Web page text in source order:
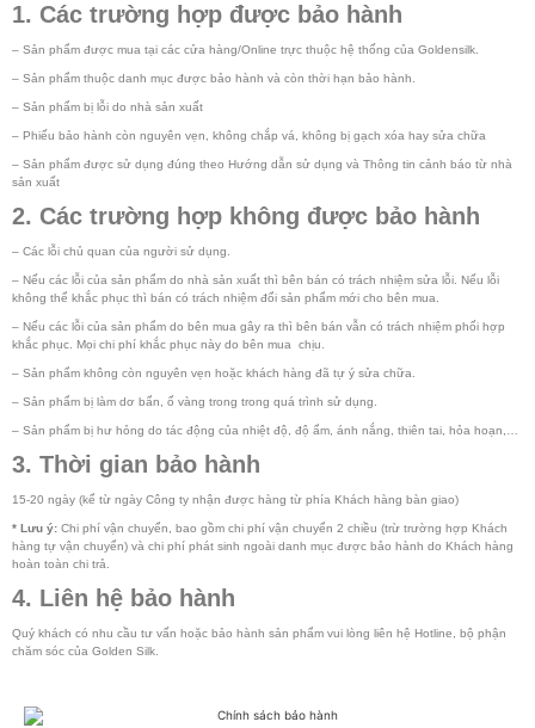
1. Các trường hợp được bảo hành
– Sản phẩm được mua tại các cửa hàng/Online trực thuộc hệ thống của Goldensilk.
– Sản phẩm thuộc danh mục được bảo hành và còn thời hạn bảo hành.
– Sản phẩm bị lỗi do nhà sản xuất
– Phiếu bảo hành còn nguyên vẹn, không chắp vá, không bị gạch xóa hay sửa chữa
– Sản phẩm được sử dụng đúng theo Hướng dẫn sử dụng và Thông tin cảnh báo từ nhà
sản xuất
2. Các trường hợp không được bảo hành
– Các lỗi chủ quan của người sử dụng.
– Nếu các lỗi của sản phẩm do nhà sản xuất thì bên bán có trách nhiệm sửa lỗi. Nếu lỗi
không thể khắc phục thì bán có trách nhiệm đổi sản phẩm mới cho bên mua.
– Nếu các lỗi của sản phẩm do bên mua gây ra thì bên bán vẫn có trách nhiệm phối hợp
khắc phục. Mọi chi phí khắc phục này do bên mua chịu.
– Sản phẩm không còn nguyên vẹn hoặc khách hàng đã tự ý sửa chữa.
– Sản phẩm bị làm dơ bẩn, ố vàng trong trong quá trình sử dụng.
– Sản phẩm bị hư hỏng do tác động của nhiệt độ, độ ẩm, ánh nắng, thiên tai, hỏa hoạn,…
3. Thời gian bảo hành
15-20 ngày (kể từ ngày Công ty nhận được hàng từ phía Khách hàng bàn giao)
* Lưu ý: Chi phí vận chuyển, bao gồm chi phí vận chuyển 2 chiều (trừ trường hợp Khách
hàng tự vận chuyển) và chi phí phát sinh ngoài danh mục được bảo hành do Khách hàng
hoàn toàn chi trả.
4. Liên hệ bảo hành
Quý khách có nhu cầu tư vấn hoặc bảo hành sản phẩm vui lòng liên hệ Hotline, bộ phận
chăm sóc của Golden Silk.